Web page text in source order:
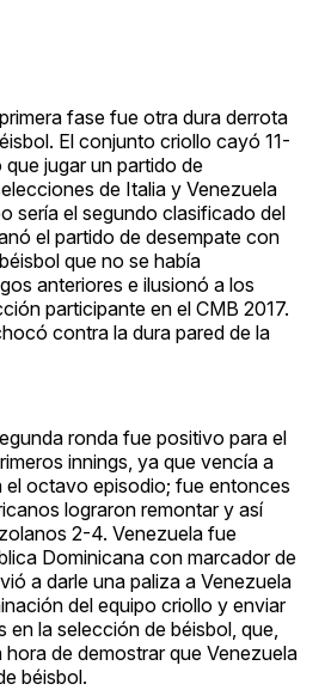
fase fue otra dura derrota
El conjunto criollo cayó 11-
jugar un partido de
de Italia y Venezuela
sería el segundo clasificado del
el partido de desempate con
que no se había
anteriores e ilusionó a los
participante en el CMB 2017.
contra la dura pared de la
ronda fue positivo para el
innings, ya que vencía a
el octavo episodio; fue entonces
lograron remontar y así
2-4. Venezuela fue
Dominicana con marcador de
a darle una paliza a Venezuela
del equipo criollo y enviar
la selección de béisbol, que,
de demostrar que Venezuela
béisbol.